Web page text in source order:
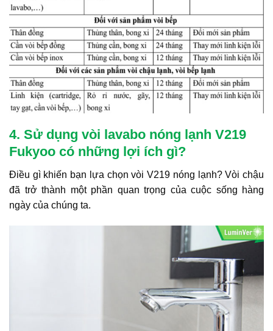
4. Sử dụng vòi lavabo nóng lạnh V219
Fukyoo có những lợi ích gì?
Điều gì khiến bạn lựa chọn vòi V219 nóng lạnh? Vòi chậu
đã trở thành một phần quan trọng của cuộc sống hàng
ngày của chúng ta.